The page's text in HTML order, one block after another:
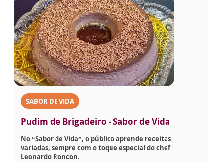
SABOR DE VIDA
Pudim de Brigadeiro - Sabor de Vida
No “Sabor de Vida”, o público aprende receitas
variadas, sempre com o toque especial do chef
Leonardo Roncon.